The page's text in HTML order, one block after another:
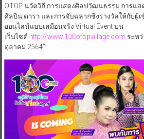
OTOP นวัตวิถี การแสดงศิลปวัฒนธรรม การแส
ศิลปิน ดารา และการจับฉลากชิงรางวัลให้กับผู้
ออนไลน์แบบเสมือนจริง Virtual Event บน
เว็บไซต์ http://www.100otopvillage.com ระห
ตุลาคม 2564”